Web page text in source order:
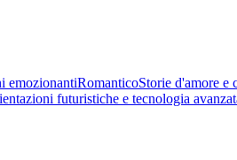
emozionantiRomanticoStorie d'amore e
futuristiche e tecnologia